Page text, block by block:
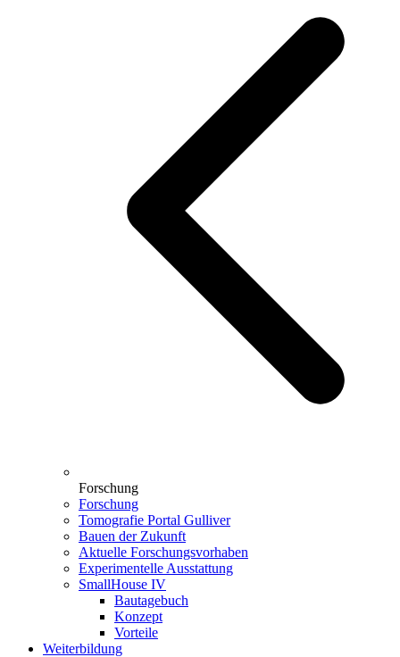
Forschung
Forschung
Tomografie Portal Gulliver
Bauen der Zukunft
Aktuelle Forschungsvorhaben
Experimentelle Ausstattung
SmallHouse IV
Bautagebuch
Konzept
Vorteile
Weiterbildung